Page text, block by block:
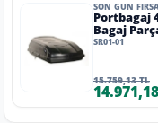
SON GÜN
Portbagaj
Bagaj
SR01-01
15.759,13 TL